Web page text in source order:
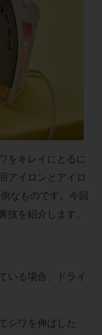
をキレイにとるに
アイロンとアイロ
なものです。今回
技を紹介します。
いる場合、ドライ
シワを伸ばした